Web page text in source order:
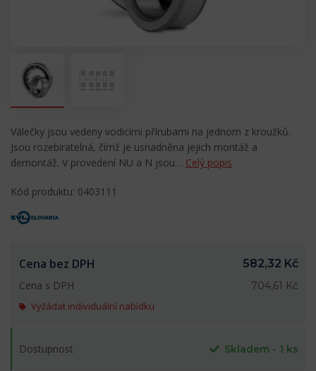
Válečky jsou vedeny vodicími přírubami na jednom z kroužků.
Jsou rozebiratelná, čímž je usnadněna jejich montáž a
demontáž. V provedení NU a N jsou… Celý popis
Kód produktu: 0403111
Cena bez DPH
582,32 Kč
Cena s DPH
704,61 Kč
Vyžádat individuální nabídku
Dostupnost Skladem - 1 ks